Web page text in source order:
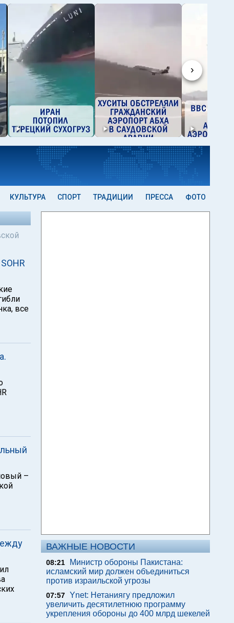
›
КУЛЬТУРА СПОРТ ТРАДИЦИИ ПРЕССА ФОТО
все
–
ВАЖНЫЕ НОВОСТИ
08:21
Министр обороны Пакистана:
исламский мир должен объединиться
против израильской угрозы
07:57 Ynet: Нетаниягу предложил
увеличить десятилетнюю программу
укрепления обороны до 400 млрд шекелей